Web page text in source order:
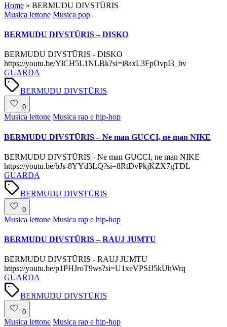
Home » BERMUDU DIVSTŪRIS
Posted
Musica lettone Musica pop
BERMUDU DIVSTŪRIS – DISKO
BERMUDU DIVSTŪRIS - DISKO
https://youtu.be/YlCH5L1NLBk?si=i8axL3FpOvpI3_bv
GUARDA
Tags:
BERMUDU DIVSTŪRIS
0
Posted
Musica lettone Musica rap e hip-hop
BERMUDU DIVSTŪRIS – Ne man GUCCI, ne man NIKE
BERMUDU DIVSTŪRIS - Ne man GUCCI, ne man NIKE
https://youtu.be/bJs-8YYd3LQ?si=8RtDvPkjKZX7gTDL
GUARDA
Tags:
BERMUDU DIVSTŪRIS
0
Posted
Musica lettone Musica rap e hip-hop
BERMUDU DIVSTŪRIS – RAUJ JUMTU
BERMUDU DIVSTŪRIS - RAUJ JUMTU
https://youtu.be/p1PHJroT9ws?si=U1xeVPSfJ5kUhWrq
GUARDA
Tags:
BERMUDU DIVSTŪRIS
0
Posted
Musica lettone Musica rap e hip-hop